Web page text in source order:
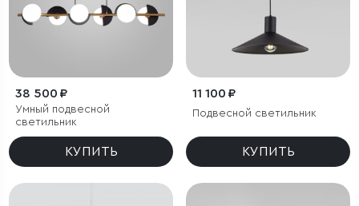
38 500 ₽
Умный подвесной
светильник
КУПИТЬ
11 100 ₽
Подвесной светильник
КУПИТЬ